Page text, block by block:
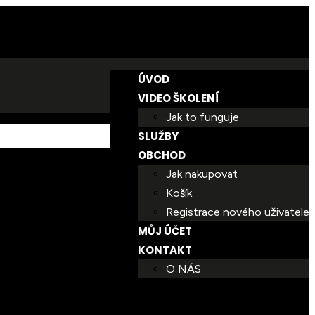
ÚVOD
VIDEO ŠKOLENÍ
Jak to funguje
SLUŽBY
OBCHOD
Jak nakupovat
Košík
Registrace nového uživatele
MŮJ ÚČET
KONTAKT
O NÁS